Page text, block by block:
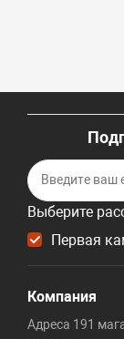
Выберите
Первая
Компания
Адреса 191